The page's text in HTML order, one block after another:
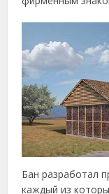
Бан разработал
каждый из